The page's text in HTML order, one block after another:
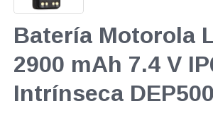
Batería Motorola
2900 mAh 7.4 V
Intrínseca DEP500